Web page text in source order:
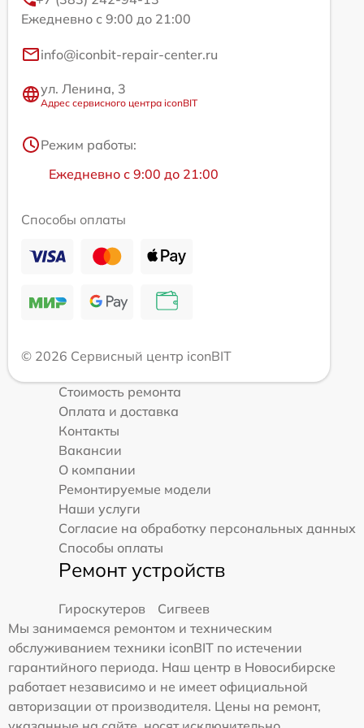
Ежедневно с 9:00 до 21:00
info@iconbit-repair-center.ru
ул. Ленина, 3
Адрес сервисного центра iconBIT
Режим работы:
Ежедневно с 9:00 до 21:00
Способы оплаты
© 2026 Сервисный центр iconBIT
Стоимость ремонта
Оплата и доставка
Контакты
Вакансии
О компании
Ремонтируемые модели
Наши услуги
Согласие на обработку персональных данных
Способы оплаты
Ремонт устройств
Гироскутеров
Сигвеев
Мы занимаемся ремонтом и техническим
обслуживанием техники iconBIT по истечении
гарантийного периода. Наш центр в Новосибирске
работает независимо и не имеет официальной
авторизации от производителя. Цены на ремонт,